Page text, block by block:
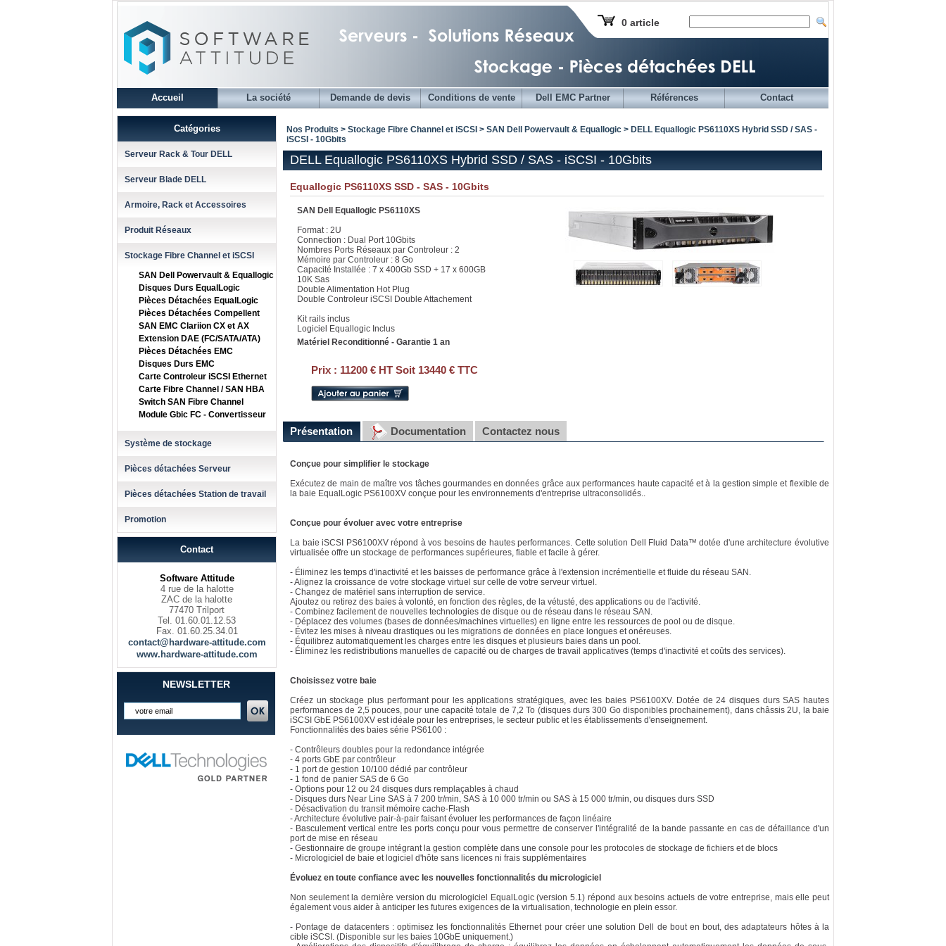
0 article
Accueil La société Demande de devis Conditions de vente Dell EMC Partner Références Contact
Catégories
Serveur Rack & Tour DELL
Serveur Blade DELL
Armoire, Rack et Accessoires
Produit Réseaux
Stockage Fibre Channel et iSCSI
SAN Dell Powervault & Equallogic
Disques Durs EqualLogic
Pièces Détachées EqualLogic
Pièces Détachées Compellent
SAN EMC Clariion CX et AX
Extension DAE (FC/SATA/ATA)
Pièces Détachées EMC
Disques Durs EMC
Carte Controleur iSCSI Ethernet
Carte Fibre Channel / SAN HBA
Switch SAN Fibre Channel
Module Gbic FC - Convertisseur
Système de stockage
Pièces détachées Serveur
Pièces détachées Station de travail
Promotion
Contact
Software Attitude
4 rue de la halotte
ZAC de la halotte
77470 Trilport
Tel. 01.60.01.12.53
Fax. 01.60.25.34.01
contact@hardware-attitude.com
www.hardware-attitude.com
NEWSLETTER
Nos Produits > Stockage Fibre Channel et iSCSI > SAN Dell Powervault & Equallogic > DELL Equallogic PS6110XS Hybrid SSD / SAS -
iSCSI - 10Gbits
DELL Equallogic PS6110XS Hybrid SSD / SAS - iSCSI - 10Gbits
Equallogic PS6110XS SSD - SAS - 10Gbits
SAN Dell Equallogic PS6110XS
Format : 2U
Connection : Dual Port 10Gbits
Nombres Ports Réseaux par Controleur : 2
Mémoire par Controleur : 8 Go
Capacité Installée : 7 x 400Gb SSD + 17 x 600GB
10K Sas
Double Alimentation Hot Plug
Double Controleur iSCSI Double Attachement
Kit rails inclus
Logiciel Equallogic Inclus
Matériel Reconditionné - Garantie 1 an
Prix : 11200 € HT Soit 13440 € TTC
Présentation Documentation Contactez nous
Conçue pour simplifier le stockage
Exécutez de main de maître vos tâches gourmandes en données grâce aux performances haute capacité et à la gestion simple et flexible de
la baie EqualLogic PS6100XV conçue pour les environnements d'entreprise ultraconsolidés..
Conçue pour évoluer avec votre entreprise
La baie iSCSI PS6100XV répond à vos besoins de hautes performances. Cette solution Dell Fluid Data™ dotée d'une architecture évolutive
virtualisée offre un stockage de performances supérieures, fiable et facile à gérer.
- Éliminez les temps d'inactivité et les baisses de performance grâce à l'extension incrémentielle et fluide du réseau SAN.
- Alignez la croissance de votre stockage virtuel sur celle de votre serveur virtuel.
- Changez de matériel sans interruption de service.
Ajoutez ou retirez des baies à volonté, en fonction des règles, de la vétusté, des applications ou de l'activité.
- Combinez facilement de nouvelles technologies de disque ou de réseau dans le réseau SAN.
- Déplacez des volumes (bases de données/machines virtuelles) en ligne entre les ressources de pool ou de disque.
- Évitez les mises à niveau drastiques ou les migrations de données en place longues et onéreuses.
- Équilibrez automatiquement les charges entre les disques et plusieurs baies dans un pool.
- Éliminez les redistributions manuelles de capacité ou de charges de travail applicatives (temps d'inactivité et coûts des services).
Choisissez votre baie
Créez un stockage plus performant pour les applications stratégiques, avec les baies PS6100XV. Dotée de 24 disques durs SAS hautes
performances de 2,5 pouces, pour une capacité totale de 7,2 To (disques durs 300 Go disponibles prochainement), dans châssis 2U, la baie
iSCSI GbE PS6100XV est idéale pour les entreprises, le secteur public et les établissements d'enseignement.
Fonctionnalités des baies série PS6100 :
- Contrôleurs doubles pour la redondance intégrée
- 4 ports GbE par contrôleur
- 1 port de gestion 10/100 dédié par contrôleur
- 1 fond de panier SAS de 6 Go
- Options pour 12 ou 24 disques durs remplaçables à chaud
- Disques durs Near Line SAS à 7 200 tr/min, SAS à 10 000 tr/min ou SAS à 15 000 tr/min, ou disques durs SSD
- Désactivation du transit mémoire cache-Flash
- Architecture évolutive pair-à-pair faisant évoluer les performances de façon linéaire
- Basculement vertical entre les ports conçu pour vous permettre de conserver l'intégralité de la bande passante en cas de défaillance d'un
port de mise en réseau
- Gestionnaire de groupe intégrant la gestion complète dans une console pour les protocoles de stockage de fichiers et de blocs
- Micrologiciel de baie et logiciel d'hôte sans licences ni frais supplémentaires
Évoluez en toute confiance avec les nouvelles fonctionnalités du micrologiciel
Non seulement la dernière version du micrologiciel EqualLogic (version 5.1) répond aux besoins actuels de votre entreprise, mais elle peut
également vous aider à anticiper les futures exigences de la virtualisation, technologie en plein essor.
- Pontage de datacenters : optimisez les fonctionnalités Ethernet pour créer une solution Dell de bout en bout, des adaptateurs hôtes à la
cible iSCSI. (Disponible sur les baies 10GbE uniquement.)